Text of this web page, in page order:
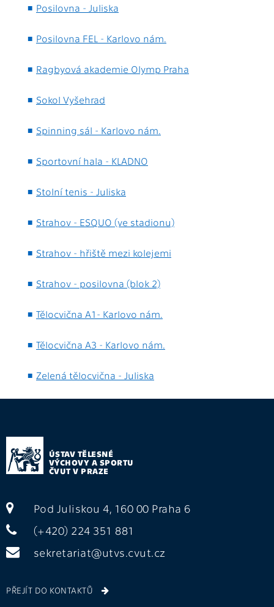
Posilovna - Juliska
Posilovna FEL - Karlovo nám.
Ragbyová akademie Olymp Praha
Sokol Vyšehrad
Spinning sál - Karlovo nám.
Sportovní hala - KLADNO
Stolní tenis - Juliska
Strahov - ESQUO (ve stadionu)
Strahov - hřiště mezi kolejemi
Strahov - posilovna (blok 2)
Tělocvična A1- Karlovo nám.
Tělocvična A3 - Karlovo nám.
Zelená tělocvična - Juliska
ÚSTAV TĚLESNÉ
VÝCHOVY A SPORTU
ČVUT V PRAZE
Pod Juliskou 4, 160 00 Praha 6
(+420) 224 351 881
sekretariat@utvs.cvut.cz
PŘEJÍT DO KONTAKTŮ